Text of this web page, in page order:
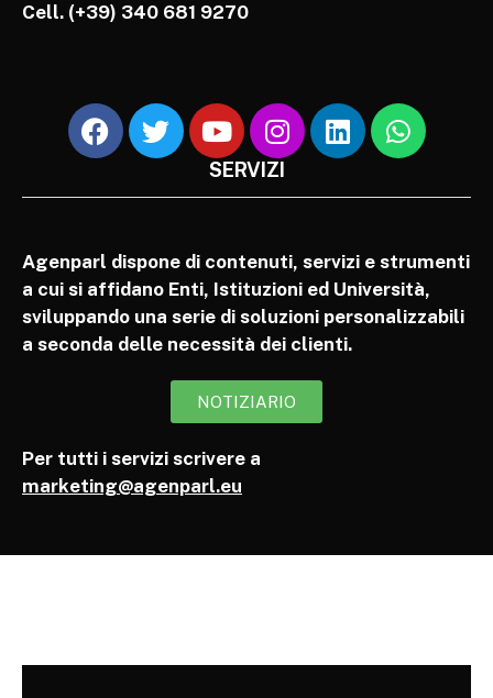
Cell. (+39) 340 681 9270
SERVIZI
Agenparl dispone di contenuti, servizi e strumenti
a cui si affidano Enti, Istituzioni ed Università,
sviluppando una serie di soluzioni personalizzabili
a seconda delle necessità dei clienti.
NOTIZIARIO
Per tutti i servizi scrivere a
marketing@agenparl.eu